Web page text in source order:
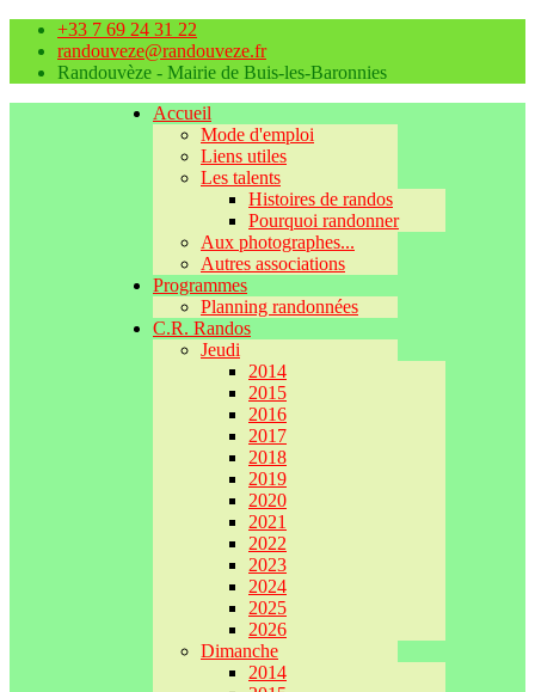
+33 7 69 24 31 22
randouveze@randouveze.fr
Randouvèze - Mairie de Buis-les-Baronnies
Accueil
Mode d'emploi
Liens utiles
Les talents
Histoires de randos
Pourquoi randonner
Aux photographes...
Autres associations
Programmes
Planning randonnées
C.R. Randos
Jeudi
2014
2015
2016
2017
2018
2019
2020
2021
2022
2023
2024
2025
2026
Dimanche
2014